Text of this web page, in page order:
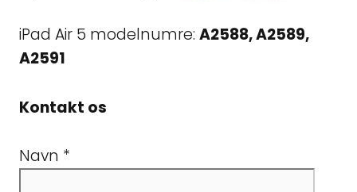
iPad Air 5 modelnumre: A2588, A2589,
A2591
Kontakt os
Navn *